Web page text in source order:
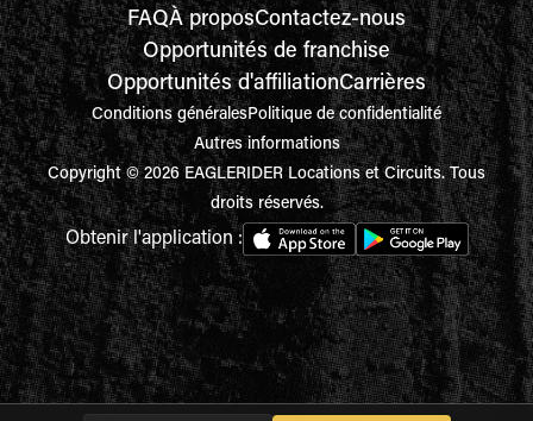
FAQÀ proposContactez-nous
Opportunités de franchise
Opportunités d'affiliationCarrières
Conditions généralesPolitique de confidentialité
Autres informations
Copyright © 2026 EAGLERIDER Locations et Circuits. Tous
droits réservés.
Obtenir l'application :